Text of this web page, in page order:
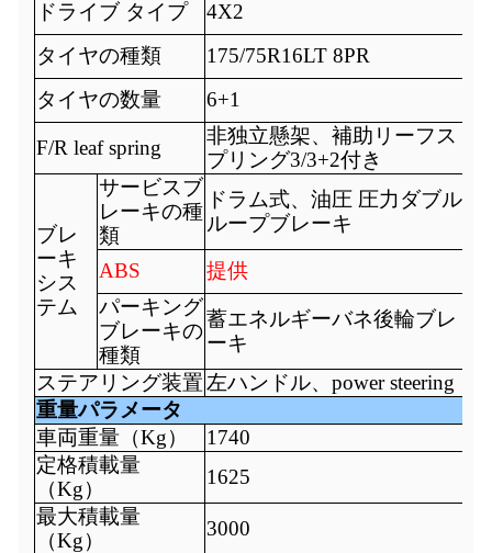
ドライブ タイプ
4X2
タイヤの種類
175/75R16LT8PR
タイヤの数量
6+1
F/R leaf spring
非独立懸架、補助リーフス
プリング3/3+2付き
ブレ
ーキ
シス
テム
サービスブ
レーキの種
類
ドラム式、油圧 圧力ダブル
ループブレーキ
ABS
提供
パーキング
ブレーキの
種類
蓄エネルギーバネ後輪ブレ
ーキ
ステアリング装置 左ハンドル、power steering
重量パラメータ
車両重量（Kg）
1740
定格積載量
（Kg）
1625
最大積載量
（Kg）
3000